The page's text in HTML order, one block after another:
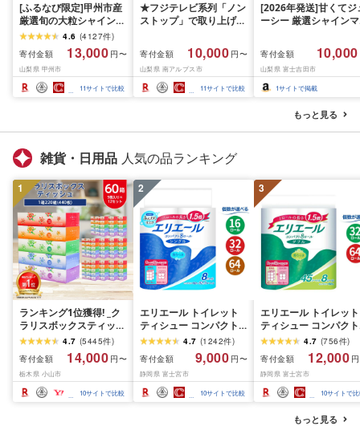
[ふるなび限定]甲州市産
厳選旬の大粒シャインマ
スカット 約1.3kg 2〜3
房[2026年発送]
(MG)B12-472 FN-
Limited-VO シャインマ
スカット フルーツ
4.6 (4127件)
寄付金額
13,000 円〜
山梨県 甲州市
11サイトで比較
★フジテレビ系列「ノン
ストップ」で取り上げら
先行予約]南アルプス市
産シャインマスカット
1.2kg以上(2〜3房)ふる
さと納税 おすすめ 山梨
県 南アルプス市 送料無
寄付金額 10,000 円〜
山梨県 南アルプス市
11サイトで比較
[2026年発送]甘くてジ
ーシー 厳選シャインマ
月前半(1〜15日)から
月下旬までの発送) フ
ーツ ぶどう 果物 山梨
産 2026 旬 大粒 高級
寄付金額 10,000
山梨県 富士吉田市
1サイトで掲載
もっと見る
雑貨・日用品 人気の品ランキング
1
ランキング1位獲得! _ク
ラリスボックスティッシ
ュ60箱(1箱220組(440
枚))(5個入り×12セット)_
ティッシュ ティッシュ
ペーパー 日用品 常備品
生活用品 まとめ買い [配
送不可地域:離島・沖縄
4.7 (5445件)
寄付金額
14,000 円〜
栃木県 小山市
10サイトで比較
2
エリエール トイレット
ティシュー コンパクト
シングル [個数が選べ
る:16・32・64 ロール]
1.5倍巻 82.5m トイレッ
トペーパー シングル パ
ルプ100% 香りつき 日用
品 消耗品 備蓄 ふるさと
4.7 (1242件)
寄付金額
9,000 円〜
静岡県 富士宮市
10サイトで比較
3
エリエール トイレット
ティシュー コンパクト
ダブル [選べるロール
数:32・64 ロール] 1.5
巻 45m トイレットペ
パー ダブル パルプ
香りつき 日用品 消耗
備蓄 ふるさと納税 ふ
さと 送料無料 静岡県
4.7 (756件)
寄付金額
12,000
静岡県 富士宮市
10サイトで
もっと見る